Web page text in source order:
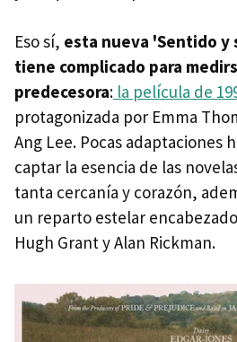
Eso sí, esta nueva 'Sentido y
tiene complicado para
predecesora: la película de
protagonizada por Emma
Ang Lee. Pocas adaptaciones
captar la esencia de las
tanta cercanía y corazón,
un reparto estelar
Hugh Grant y Alan Rickman.